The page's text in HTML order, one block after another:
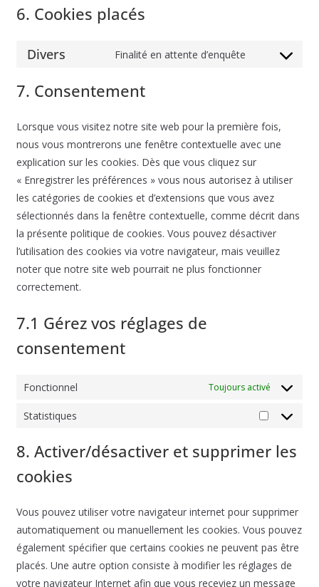
6. Cookies placés
Divers Finalité en attente d’enquête
Consent
7. Consentement
Lorsque vous visitez notre site web pour la première fois,
nous vous montrerons une fenêtre contextuelle avec une
explication sur les cookies. Dès que vous cliquez sur
« Enregistrer les préférences » vous nous autorisez à utiliser
les catégories de cookies et d’extensions que vous avez
sélectionnés dans la fenêtre contextuelle, comme décrit dans
la présente politique de cookies. Vous pouvez désactiver
l’utilisation des cookies via votre navigateur, mais veuillez
noter que notre site web pourrait ne plus fonctionner
correctement.
7.1 Gérez vos réglages de
consentement
Fonctionnel Toujours activé
Statistiques
8. Activer/désactiver et supprimer les
cookies
Vous pouvez utiliser votre navigateur internet pour supprimer
automatiquement ou manuellement les cookies. Vous pouvez
également spécifier que certains cookies ne peuvent pas être
placés. Une autre option consiste à modifier les réglages de
votre navigateur Internet afin que vous receviez un message